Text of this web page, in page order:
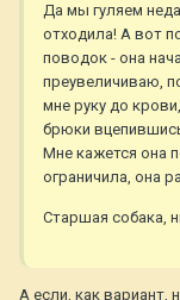
Да мы гуляем
отходила! А вот
поводок - она
преувеличиваю,
мне руку до
брюки
Мне кажется она
ограничила, она
Старшая собака,
А если, как вариант,